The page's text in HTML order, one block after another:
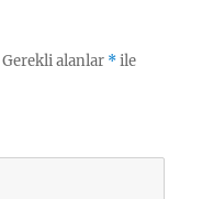
Gerekli alanlar *ile